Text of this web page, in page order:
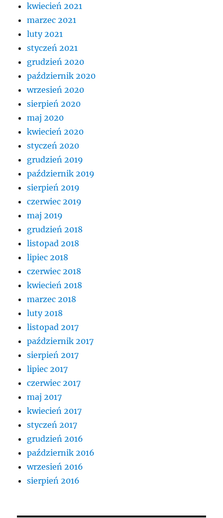
kwiecień 2021
marzec 2021
luty 2021
styczeń 2021
grudzień 2020
październik 2020
wrzesień 2020
sierpień 2020
maj 2020
kwiecień 2020
styczeń 2020
grudzień 2019
październik 2019
sierpień 2019
czerwiec 2019
maj 2019
grudzień 2018
listopad 2018
lipiec 2018
czerwiec 2018
kwiecień 2018
marzec 2018
luty 2018
listopad 2017
październik 2017
sierpień 2017
lipiec 2017
czerwiec 2017
maj 2017
kwiecień 2017
styczeń 2017
grudzień 2016
październik 2016
wrzesień 2016
sierpień 2016